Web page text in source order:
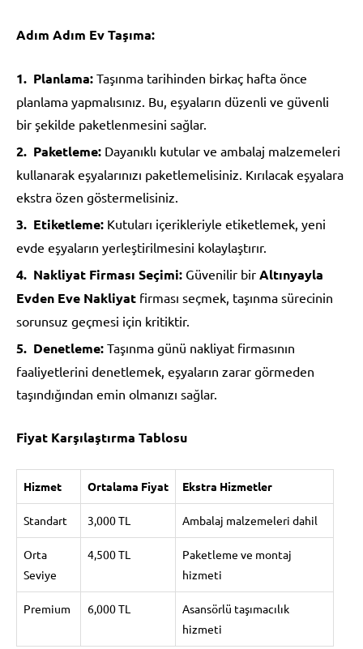
Adım Adım Ev Taşıma:
Planlama: Taşınma tarihinden birkaç hafta önce
planlama yapmalısınız. Bu, eşyaların düzenli ve güvenli
bir şekilde paketlenmesini sağlar.
Paketleme: Dayanıklı kutular ve ambalaj malzemeleri
kullanarak eşyalarınızı paketlemelisiniz. Kırılacak eşyalara
ekstra özen göstermelisiniz.
Etiketleme: Kutuları içerikleriyle etiketlemek, yeni
evde eşyaların yerleştirilmesini kolaylaştırır.
Nakliyat Firması Seçimi: Güvenilir bir Altınyayla
Evden Eve Nakliyat firması seçmek, taşınma sürecinin
sorunsuz geçmesi için kritiktir.
Denetleme: Taşınma günü nakliyat firmasının
faaliyetlerini denetlemek, eşyaların zarar görmeden
taşındığından emin olmanızı sağlar.
Fiyat Karşılaştırma Tablosu
Hizmet Ortalama Fiyat Ekstra Hizmetler
Standart 3,000 TL Ambalaj malzemeleri dahil
Orta
Seviye
4,500 TL
Paketleme ve montaj
hizmeti
Premium 6,000 TL
Asansörlü taşımacılık
hizmeti